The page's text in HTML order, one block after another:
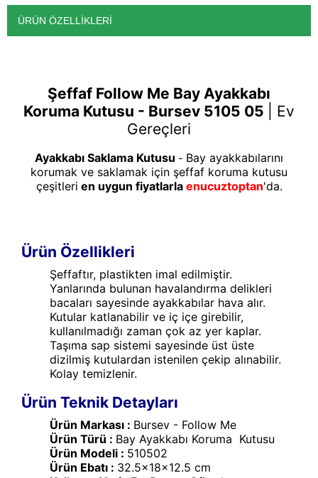
ÜRÜN ÖZELLIKLERI
Şeffaf Follow Me Bay Ayakkabı
Koruma Kutusu - Bursev 5105 05
Ev
Gereçleri
Ayakkabı Saklama Kutusu - Bay ayakkabılarını
korumak ve saklamak için şeffaf koruma kutusu
çeşitleri en uygun fiyatlarla enucuztoptan'da.
Ürün Özellikleri
Şeffaftır, plastikten imal edilmiştir.
Yanlarında bulunan havalandırma delikleri
bacaları sayesinde ayakkabılar hava alır.
Kutular katlanabilir ve iç içe girebilir,
kullanılmadığı zaman çok az yer kaplar.
Taşıma sap sistemi sayesinde üst üste
dizilmiş kutulardan istenilen çekip alınabilir.
Kolay temizlenir.
Ürün Teknik Detayları
Ürün Markası : Bursev - Follow Me
Ürün Türü : Bay Ayakkabı Koruma Kutusu
Ürün Modeli : 510502
Ürün Ebatı : 32.5x18x12.5 cm